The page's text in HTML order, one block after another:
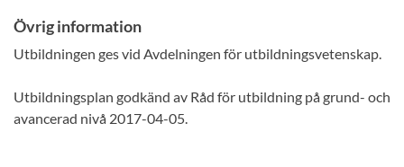
Övrig information
Utbildningen ges vid Avdelningen för utbildningsvetenskap.
Utbildningsplan godkänd av Råd för utbildning på grund- och
avancerad nivå 2017-04-05.